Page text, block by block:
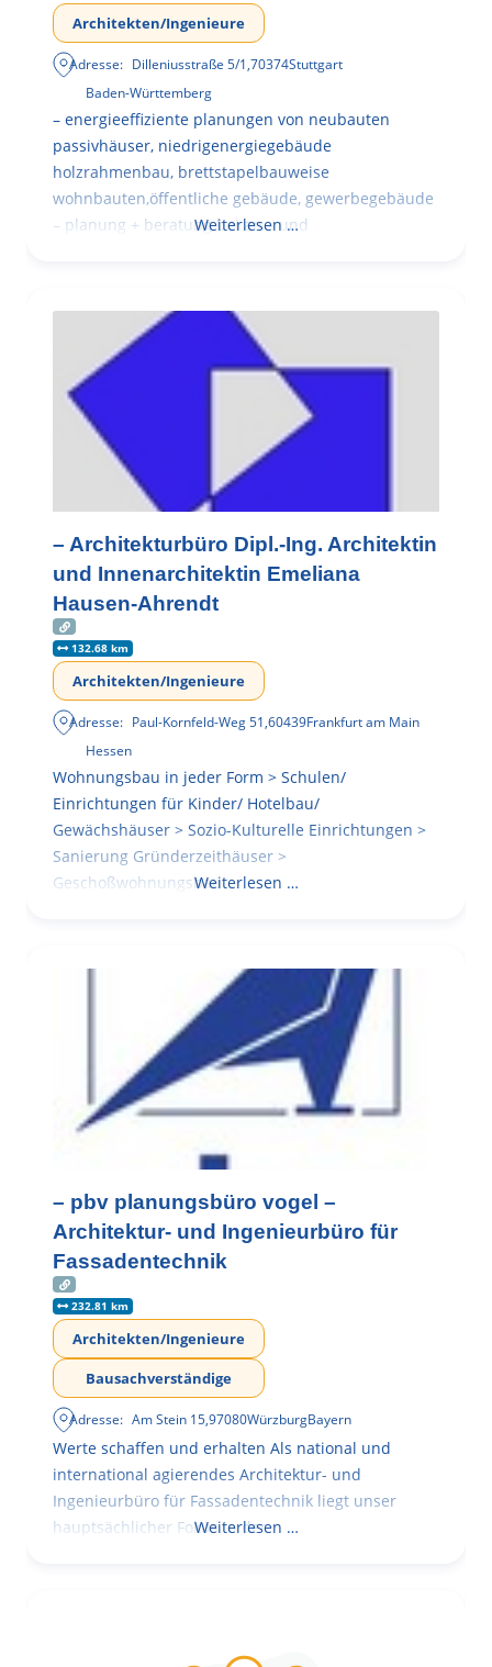
Architekten/Ingenieure
Adresse: Dilleniusstraße 5/1,70374Stuttgart
Baden-Württemberg
– energieeffiziente planungen von neubauten
passivhäuser, niedrigenergiegebäude
holzrahmenbau, brettstapelbauweise
wohnbauten,öffentliche gebäude, gewerbegebäude
– planung + beratung bei an – und
Weiterlesen …
– Architekturbüro Dipl.-Ing. Architektin
und Innenarchitektin Emeliana
Hausen-Ahrendt
132.68 km
Architekten/Ingenieure
Adresse: Paul-Kornfeld-Weg 51,60439Frankfurt am Main
Hessen
Wohnungsbau in jeder Form > Schulen/
Einrichtungen für Kinder/ Hotelbau/
Gewächshäuser > Sozio-Kulturelle Einrichtungen >
Sanierung Gründerzeithäuser >
GeschoßwohnungsbauWeiterlesen …
– pbv planungsbüro vogel –
Architektur- und Ingenieurbüro für
Fassadentechnik
232.81 km
Architekten/Ingenieure
Bausachverständige
Adresse: Am Stein 15,97080WürzburgBayern
Werte schaffen und erhalten Als national und
international agierendes Architektur- und
Ingenieurbüro für Fassadentechnik liegt unser
hauptsächlicher Fokus in der
Weiterlesen …